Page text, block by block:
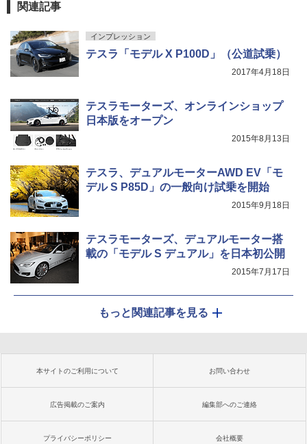
関連記事
インプレッション
テスラ「モデル X P100D」（公道試乗）
2017年4月18日
テスラモーターズ、オンラインショップ
日本版をオープン
2015年8月13日
テスラ、デュアルモーターAWD EV「モ
デル S P85D」の一般向け試乗を開始
2015年9月18日
テスラモーターズ、デュアルモーター搭
載の「モデル S デュアル」を日本初公開
2015年7月17日
もっと関連記事を見る
本サイトのご利用について お問い合わせ
広告掲載のご案内 編集部へのご連絡
プライバシーポリシー 会社概要